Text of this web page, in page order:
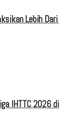
Lebih
IHTTC 2026